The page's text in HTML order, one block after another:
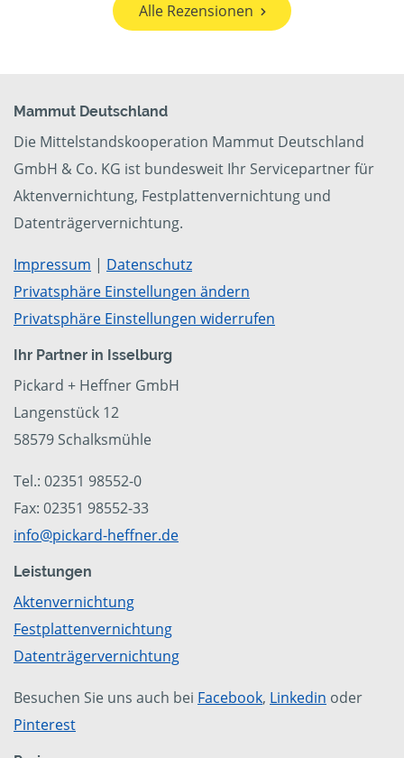
Alle Rezensionen
Mammut Deutschland
Die Mittelstandskooperation Mammut Deutschland
GmbH & Co. KG ist bundesweit Ihr Servicepartner für
Aktenvernichtung, Festplattenvernichtung und
Datenträgervernichtung.
Impressum | Datenschutz
Privatsphäre Einstellungen ändern
Privatsphäre Einstellungen widerrufen
Ihr Partner in Isselburg
Pickard + Heffner GmbH
Langenstück 12
58579 Schalksmühle
Tel.: 02351 98552-0
Fax: 02351 98552-33
info@pickard-heffner.de
Leistungen
Aktenvernichtung
Festplattenvernichtung
Datenträgervernichtung
Besuchen Sie uns auch bei Facebook, Linkedin oder
Pinterest